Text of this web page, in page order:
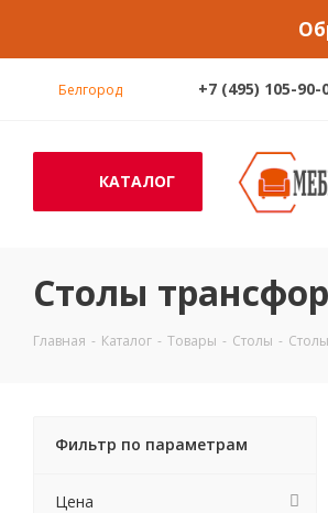
Белгород +7 (495) 105-90-
КАТАЛОГ
Столы
Главная - Каталог - Товары - Столы -
Фильтр по параметрам
Цена